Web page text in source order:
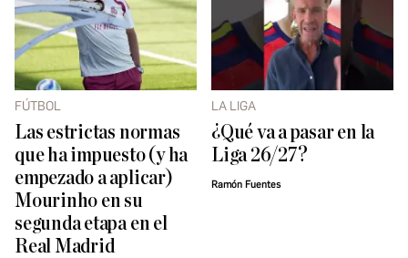
FÚTBOL
Las estrictas normas
que ha impuesto (y ha
empezado a aplicar)
Mourinho en su
segunda etapa en el
Real Madrid
LA LIGA
¿Qué va a pasar en la
Liga 26/27?
Ramón Fuentes